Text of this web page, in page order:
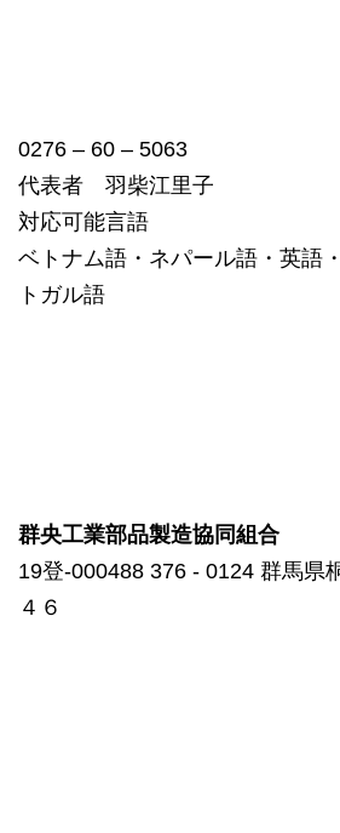
0276 – 60 – 5063
代表者 羽柴江里子
対応可能言語
ベトナム語・ネパール語・英語
トガル語
群央工業部品製造協同組合
19登-000488 376 ‐ 0124 群馬県
４６